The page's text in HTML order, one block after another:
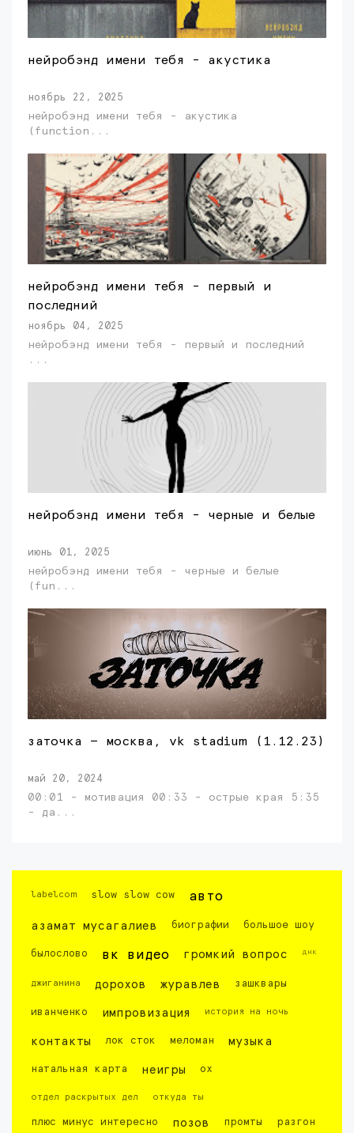
нейробэнд имени тебя - акустика
ноябрь 22, 2025
нейробэнд имени тебя - акустика
(function...
нейробэнд имени тебя - первый и
последний
ноябрь 04, 2025
нейробэнд имени тебя - первый и последний
...
нейробэнд имени тебя - черные и белые
июнь 01, 2025
нейробэнд имени тебя - черные и белые
(fun...
заточка — москва, vk stadium (1.12.23)
май 20, 2024
00:01 - мотивация 00:33 - острые края 5:35
- да...
labelcom slow slow cow авто
азамат мусагалиев биографии большое шоу
былослово вк видео громкий вопрос днк
джиганина дорохов журавлев зашквары
иванченко импровизация история на ночь
контакты лок сток меломан музыка
натальная карта неигры ох
отдел раскрытых дел откуда ты
плюс минус интересно позов промты разгон